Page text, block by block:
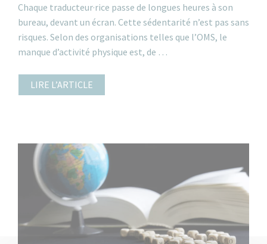
Chaque traducteur·rice passe de longues heures à son
bureau, devant un écran. Cette sédentarité n’est pas sans
risques. Selon des organisations telles que l’OMS, le
manque d’activité physique est, de …
LIRE L’ARTICLE